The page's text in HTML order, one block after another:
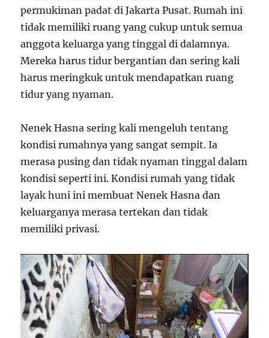
permukiman padat di Jakarta Pusat. Rumah ini
tidak memiliki ruang yang cukup untuk semua
anggota keluarga yang tinggal di dalamnya.
Mereka harus tidur bergantian dan sering kali
harus meringkuk untuk mendapatkan ruang
tidur yang nyaman.
Nenek Hasna sering kali mengeluh tentang
kondisi rumahnya yang sangat sempit. Ia
merasa pusing dan tidak nyaman tinggal dalam
kondisi seperti ini. Kondisi rumah yang tidak
layak huni ini membuat Nenek Hasna dan
keluarganya merasa tertekan dan tidak
memiliki privasi.